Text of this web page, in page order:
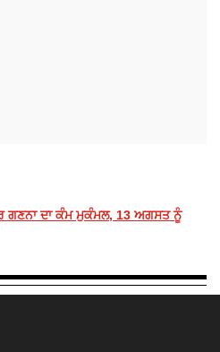
ਦਾ ਕੰਮ ਮੁਕੰਮਲ, 13 ਅਗਸਤ ਨੂੰ